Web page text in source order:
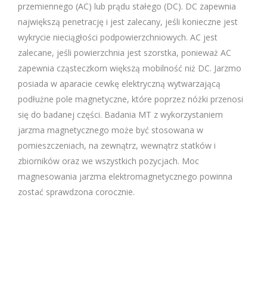
przemiennego (AC) lub prądu stałego (DC). DC zapewnia
największą penetrację i jest zalecany, jeśli konieczne jest
wykrycie nieciągłości podpowierzchniowych. AC jest
zalecane, jeśli powierzchnia jest szorstka, ponieważ AC
zapewnia cząsteczkom większą mobilność niż DC. Jarzmo
posiada w aparacie cewkę elektryczną wytwarzającą
podłużne pole magnetyczne, które poprzez nóżki przenosi
się do badanej części. Badania MT z wykorzystaniem
jarzma magnetycznego może być stosowana w
pomieszczeniach, na zewnątrz, wewnątrz statków i
zbiorników oraz we wszystkich pozycjach. Moc
magnesowania jarzma elektromagnetycznego powinna
zostać sprawdzona corocznie.